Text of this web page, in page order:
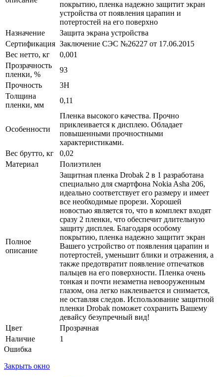
покрытию, пленка надежно защитит экран
устройства от появления царапин и
потертостей на его поверхно
Назначение
Защита экрана устройства
Сертификация Заключение СЭС №26227 от 17.06.2015
Вес нетто, кг
0,001
Прозрачность
пленки, %
93
Прочность
3H
Толщина
пленки, мм
0,11
Особенности
Пленка высокого качества. Прочно
приклеивается к дисплею. Обладает
повышенными прочностными
характеристиками.
Вес брутто, кг
0,02
Материал
Полиэтилен
Полное
описание
Защитная пленка Drobak 2 в 1 разработана
специально для смартфона Nokia Asha 206,
идеально соответствует его размеру и имеет
все необходимые прорези. Хорошей
новостью является то, что в комплект входят
сразу 2 пленки, что обеспечит длительную
защиту дисплея. Благодаря особому
покрытию, пленка надежно защитит экран
Вашего устройство от появления царапин и
потертостей, уменьшит блики и отражения, а
также предотвратит появление отпечатков
пальцев на его поверхности. Пленка очень
тонкая и почти незаметна невооруженным
глазом, она легко наклеивается и снимается,
не оставляя следов. Использование защитной
пленки Drobak поможет сохранить Вашему
девайсу безупречный вид!
Цвет
Прозрачная
Наличие
1
Ошибка
Закрыть окно